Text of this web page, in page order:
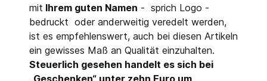
mit Ihrem guten Namen - sprich Logo -
bedruckt oder anderweitig veredelt werden,
ist es empfehlenswert, auch bei diesen Artikeln
ein gewisses Maß an Qualität einzuhalten.
Steuerlich gesehen handelt es sich bei
„Geschenken“ unter zehn Euro um